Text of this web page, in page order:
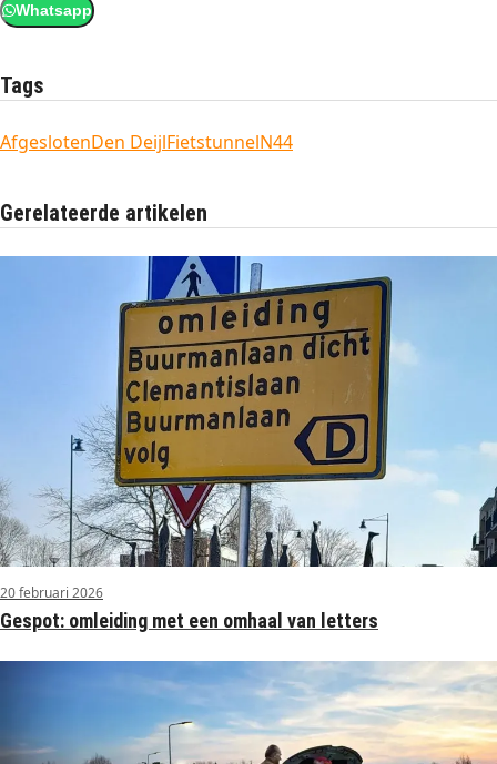
Whatsapp
Tags
AfgeslotenDen DeijlFietstunnelN44
Gerelateerde artikelen
20 februari 2026
Gespot: omleiding met een omhaal van letters